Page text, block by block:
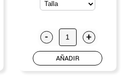
- +
AÑADIR